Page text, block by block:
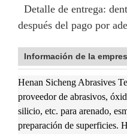
Detalle de entrega:
después del pago por
Información de la
Henan Sicheng Abrasives
proveedor de abrasivos,
silicio, etc. para arenado,
preparación de superficies.